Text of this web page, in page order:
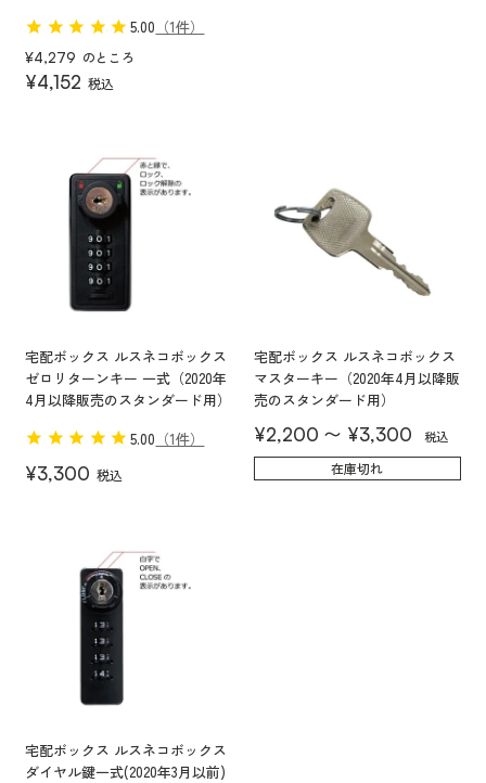
5.00 （1件）
¥4,279 のところ
¥4,152 税込
宅配ボックス ルスネコボックス
ゼロリターンキー 一式（2020年
4月以降販売のスタンダード用）
5.00 （1件）
¥3,300 税込
宅配ボックス ルスネコボックス
マスターキー（2020年4月以降販
売のスタンダード用）
¥2,200 〜 ¥3,300 税込
在庫切れ
宅配ボックス ルスネコボックス
ダイヤル鍵一式(2020年3月以前)